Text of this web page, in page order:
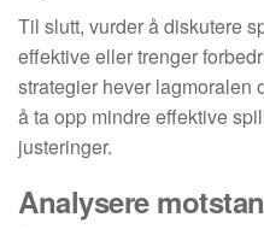
Til slutt, vurder å diskutere
effektive eller trenger
strategier hever lagmoralen
å ta opp mindre effektive
justeringer.
Analysere